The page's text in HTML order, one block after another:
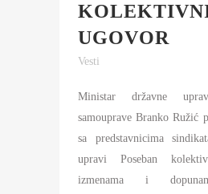
UGOVOR
Vesti
Ministar državne
samouprave Branko Ružić
sa predstavnicima
upravi Poseban
izmenama i